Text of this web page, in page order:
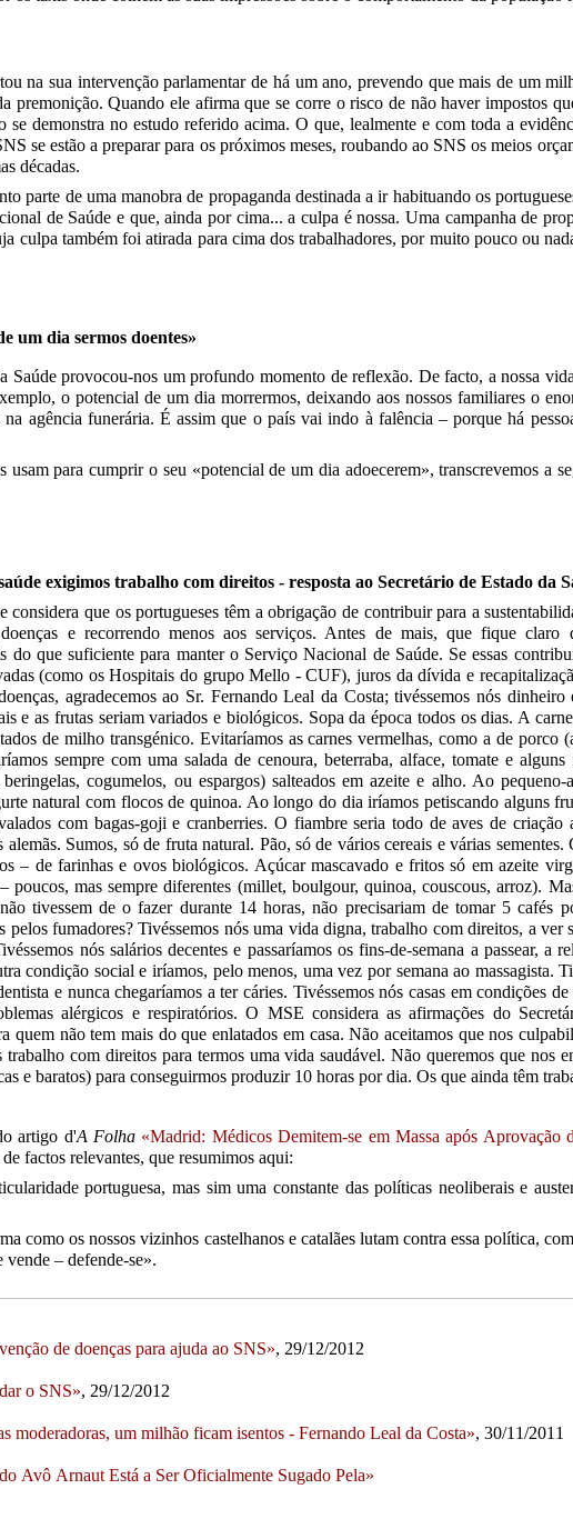
na sua intervenção parlamentar de há um ano, prevendo que mais de um
premonição. Quando ele afirma que se corre o risco de não haver impostos
se demonstra no estudo referido acima. O que, lealmente e com toda a
se estão a preparar para os próximos meses, roubando ao SNS os meios
décadas.
parte de uma manobra de propaganda destinada a ir habituando os
de Saúde e que, ainda por cima... a culpa é nossa. Uma campanha de
culpa também foi atirada para cima dos trabalhadores, por muito pouco ou
um dia sermos doentes»
Saúde provocou-nos um profundo momento de reflexão. De facto, a nossa
o potencial de um dia morrermos, deixando aos nossos familiares o
agência funerária. É assim que o país vai indo à falência – porque há
usam para cumprir o seu «potencial de um dia adoecerem», transcrevemos a
exigimos trabalho com direitos - resposta ao Secretário de Estado da
considera que os portugueses têm a obrigação de contribuir para a
e recorrendo menos aos serviços. Antes de mais, que fique
do que suficiente para manter o Serviço Nacional de Saúde. Se essas
(como os Hospitais do grupo Mello - CUF), juros da dívida e
agradecemos ao Sr. Fernando Leal da Costa; tivéssemos nós dinheiro
e as frutas seriam variados e biológicos. Sopa da época todos os dias. A
de milho transgénico. Evitaríamos as carnes vermelhas, como a de porco
sempre com uma salada de cenoura, beterraba, alface, tomate e
cogumelos, ou espargos) salteados em azeite e alho. Ao pequeno-
natural com flocos de quinoa. Ao longo do dia iríamos petiscando alguns
com bagas-goji e cranberries. O fiambre seria todo de aves de criação
Sumos, só de fruta natural. Pão, só de vários cereais e várias
– de farinhas e ovos biológicos. Açúcar mascavado e fritos só em azeite
poucos, mas sempre diferentes (millet, boulgour, quinoa, couscous, arroz).
tivessem de o fazer durante 14 horas, não precisariam de tomar 5 cafés
pelos fumadores? Tivéssemos nós uma vida digna, trabalho com direitos, a ver
nós salários decentes e passaríamos os fins-de-semana a passear, a
condição social e iríamos, pelo menos, uma vez por semana ao massagista.
e nunca chegaríamos a ter cáries. Tivéssemos nós casas em condições
alérgicos e respiratórios. O MSE considera as afirmações do
quem não tem mais do que enlatados em casa. Não aceitamos que nos
trabalho com direitos para termos uma vida saudável. Não queremos que nos
e baratos) para conseguirmos produzir 10 horas por dia. Os que ainda têm
artigo d'A Folha «Madrid: Médicos Demitem-se em Massa após Aprovação
factos relevantes, que resumimos aqui:
portuguesa, mas sim uma constante das políticas neoliberais e
como os nossos vizinhos castelhanos e catalães lutam contra essa política,
vende – defende-se».
de doenças para ajuda ao SNS», 29/12/2012
o SNS», 29/12/2012
moderadoras, um milhão ficam isentos - Fernando Leal da Costa», 30/11/2011
Avô Arnaut Está a Ser Oficialmente Sugado Pela»